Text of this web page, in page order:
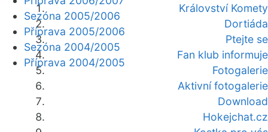
Království Komety
Dortiáda
Ptejte se
Fan klub informuje
Fotogalerie
Aktivní fotogalerie
Download
Hokejchat.cz
Sezóna 2005/2006
Příprava 2005/2006
Sezóna 2004/2005
Příprava 2004/2005